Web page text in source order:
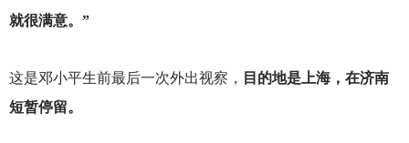
就很满意。”
这是邓小平生前最后一次外出视察，
目的地是上海，在济南
短暂停留。